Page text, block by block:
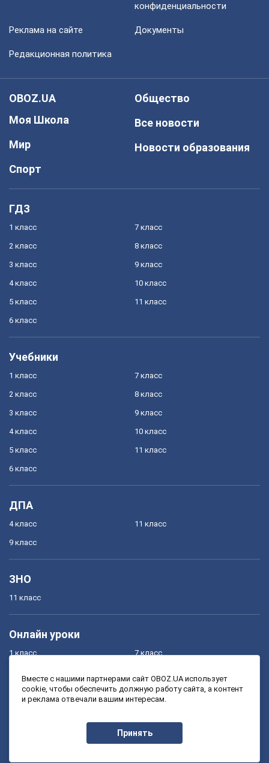
конфиденциальности
Реклама на сайте Документы
Редакционная политика
OBOZ.UA
Моя Школа
Мир
Спорт
Общество
Все новости
Новости образования
ГДЗ
1 класс
2 класс
3 класс
4 класс
5 класс
6 класс
7 класс
8 класс
9 класс
10 класс
11 класс
Учебники
1 класс
2 класс
3 класс
4 класс
5 класс
6 класс
7 класс
8 класс
9 класс
10 класс
11 класс
ДПА
4 класс
9 класс
11 класс
ЗНО
11 класс
Онлайн уроки
1 класс
3 класс
7 класс
9 класс
Вместе с нашими партнерами сайт OBOZ.UA использует
cookie, чтобы обеспечить должную работу сайта, а контент
и реклама отвечали вашим интересам.
Принять